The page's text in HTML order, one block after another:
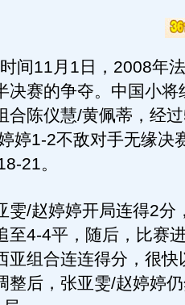
间11月1日，2008年
决赛的争夺。中国小将
合陈仪慧/黄佩蒂，经
婷1-2不敌对手无缘决
21。
/赵婷婷开局连得2分
至4-4平，随后，比赛
亚组合连连得分，很快
整后，张亚雯/赵婷婷